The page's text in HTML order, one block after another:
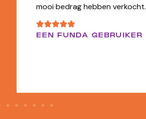
mooi bedrag hebben verkocht.
EEN FUNDA GEBRUIKER